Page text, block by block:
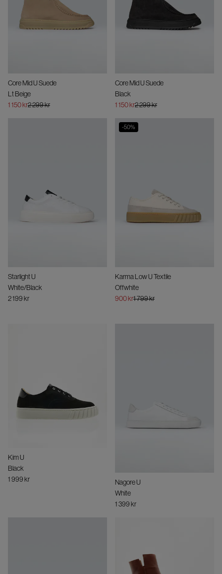
Core Mid U Suede
Lt Beige
1 150 kr2 299 kr
Core Mid U Suede
Black
1 150 kr2 299 kr
Starlight U
White/Black
2 199 kr
-50%
Karma Low U Textile
Offwhite
900 kr1 799 kr
Kim U
Black
1 999 kr
Nagore U
White
1 399 kr